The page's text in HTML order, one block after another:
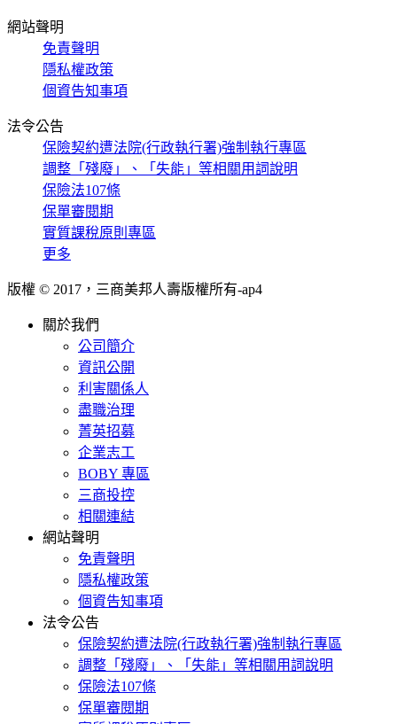
網站聲明
免責聲明
隱私權政策
個資告知事項
法令公告
保險契約遭法院(行政執行署)強制執行專區
調整「殘廢」、「失能」等相關用詞說明
保險法107條
保單審閱期
實質課稅原則專區
更多
版權 © 2017，三商美邦人壽版權所有-ap4
關於我們
公司簡介
資訊公開
利害關係人
盡職治理
菁英招募
企業志工
BOBY 專區
三商投控
相關連結
網站聲明
免責聲明
隱私權政策
個資告知事項
法令公告
保險契約遭法院(行政執行署)強制執行專區
調整「殘廢」、「失能」等相關用詞說明
保險法107條
保單審閱期